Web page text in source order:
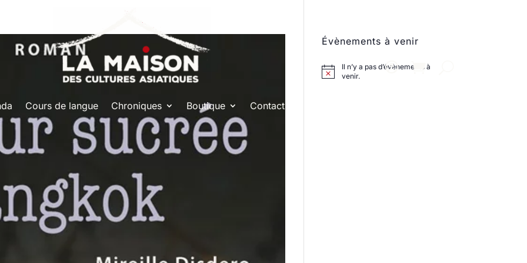
Cours de langue Chroniques Boutique Contact
Évènements à venir
Il n’y a pas d’évènements à
venir.